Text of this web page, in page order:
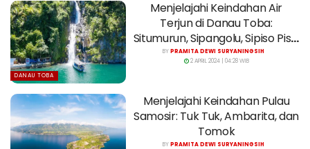
DANAU TOBA
Menjelajahi Keindahan Air
Terjun di Danau Toba:
Situmurun, Sipangolu, Sipiso Piso,
dan Janji
BYPRAMITA DEWI SURYANINGSIH
2 APRIL 2024 | 04:28 WIB
Menjelajahi Keindahan Pulau
Samosir: Tuk Tuk, Ambarita, dan
Tomok
BYPRAMITA DEWI SURYANINGSIH